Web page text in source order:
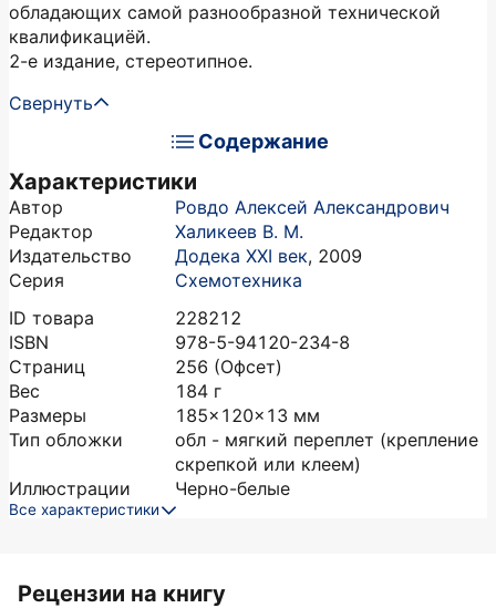
обладающих самой разнообразной технической
квалификациёй.
2-е издание, стереотипное.
Свернуть
Содержание
Характеристики
Автор
Ровдо Алексей Александрович
Редактор
Халикеев В. М.
Издательство
Додека XXI век, 2009
Серия
Схемотехника
ID товара
228212
ISBN
978-5-94120-234-8
Страниц
256 (Офсет)
Вес
184 г
Размеры
185x120x13 мм
Тип обложки
обл - мягкий переплет (крепление
скрепкой или клеем)
Иллюстрации
Черно-белые
Все характеристики
Рецензии на книгу